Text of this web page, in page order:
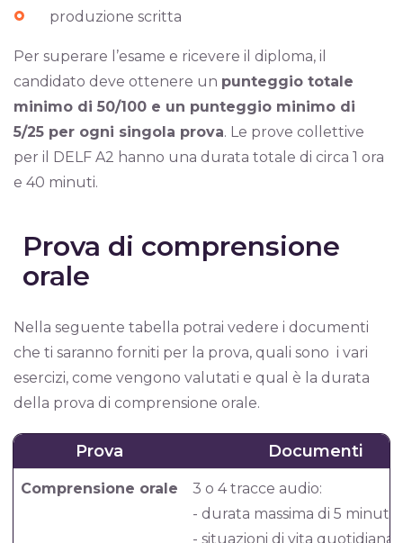
produzione scritta
Per superare l’esame e ricevere il diploma, il
candidato deve ottenere un punteggio totale
minimo di 50/100 e un punteggio minimo di
5/25 per ogni singola prova. Le prove collettive
per il DELF A2 hanno una durata totale di circa 1 ora
e 40 minuti.
Prova di comprensione
orale
Nella seguente tabella potrai vedere i documenti
che ti saranno forniti per la prova, quali sono i vari
esercizi, come vengono valutati e qual è la durata
della prova di comprensione orale.
Prova Documenti
Comprensione orale
3 o 4 tracce audio:
- durata massima di 5 minuti
- situazioni di vita quotidiana